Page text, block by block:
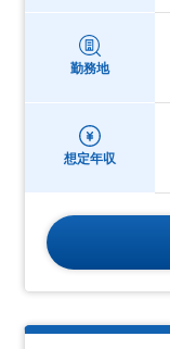
勤務地
想定年収